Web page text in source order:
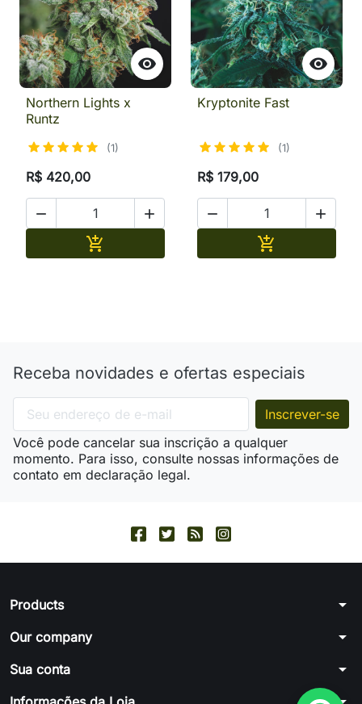

Northern Lights x
Runtz
(1)
R$ 420,00
 


Kryptonite Fast
(1)
R$ 179,00
 

Receba novidades e ofertas especiais
Você pode cancelar sua inscrição a qualquer
momento. Para isso, consulte nossas informações de
contato em declaração legal.
Products arrow_drop_down
Our company arrow_drop_down
Sua conta arrow_drop_down